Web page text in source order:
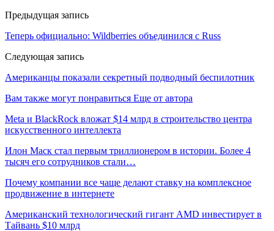
Предыдущая запись
Теперь официально: Wildberries объединился с Russ
Следующая запись
Американцы показали секретный подводный беспилотник
Вам также могут понравиться Еще от автора
Meta и BlackRock вложат $14 млрд в строительство центра
искусственного интеллекта
Илон Маск стал первым триллионером в истории. Более 4
тысяч его сотрудников стали…
Почему компании все чаще делают ставку на комплексное
продвижение в интернете
Американский технологический гигант AMD инвестирует в
Тайвань $10 млрд